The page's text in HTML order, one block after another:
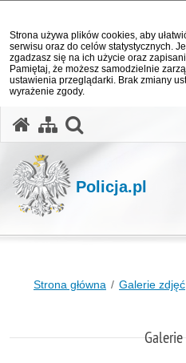
Strona używa plików cookies, aby
serwisu oraz do celów statystycznych.
zgadzasz się na ich użycie oraz
Pamiętaj, że możesz samodzielnie
ustawienia przeglądarki. Brak zmiany
wyrażenie zgody.
Policja.pl
Strona główna Galerie zdjęć